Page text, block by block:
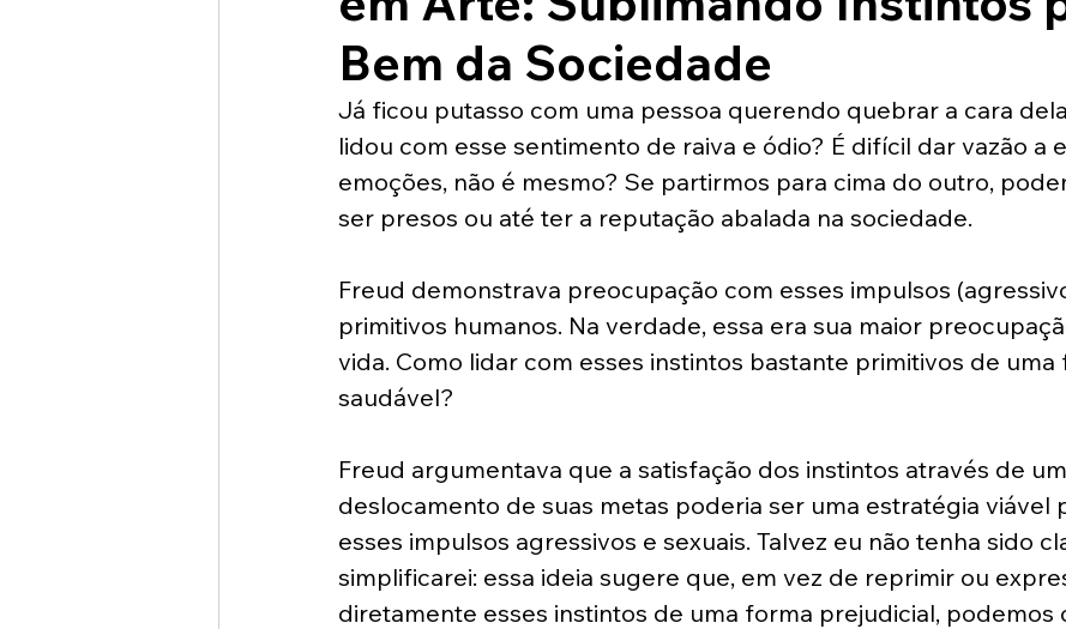
Bem da Sociedade
Já ficou putasso com uma pessoa querendo quebrar a cara
lidou com esse sentimento de raiva e ódio? É difícil dar vazão a
emoções, não é mesmo? Se partirmos para cima do outro,
ser presos ou até ter a reputação abalada na sociedade.
Freud demonstrava preocupação com esses impulsos
primitivos humanos. Na verdade, essa era sua maior
vida. Como lidar com esses instintos bastante primitivos de uma
saudável?
Freud argumentava que a satisfação dos instintos através de um
deslocamento de suas metas poderia ser uma estratégia viável
esses impulsos agressivos e sexuais. Talvez eu não tenha sido
simplificarei: essa ideia sugere que, em vez de reprimir ou
diretamente esses instintos de uma forma prejudicial, podemos